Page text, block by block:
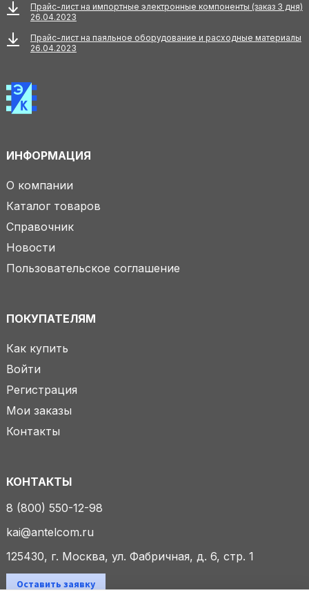
Прайс-лист на импортные электронные компоненты (заказ 3 дня)
26.04.2023
Прайс-лист на паяльное оборудование и расходные материалы
26.04.2023
ИНФОРМАЦИЯ
О компании
Каталог товаров
Справочник
Новости
Пользовательское соглашение
ПОКУПАТЕЛЯМ
Как купить
Войти
Регистрация
Мои заказы
Контакты
КОНТАКТЫ
8 (800) 550-12-98
kai@antelcom.ru
125430, г. Москва, ул. Фабричная, д. 6, стр. 1
Оставить заявку